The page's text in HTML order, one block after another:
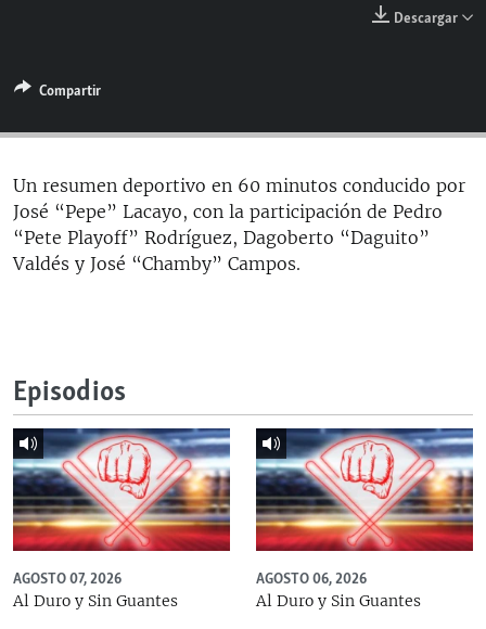
ESPECIALES
LA REALIDAD DE LA VIVIENDA EN CUBA
SER VIEJO EN CUBA
KENTU-CUBANO
LOS SANTOS DE HIALEAH
MULTIMEDIA
EDITORIALES
SÍGUENOS
Descargar
Compartir
Un resumen deportivo en 60 minutos conducido por
José “Pepe” Lacayo, con la participación de Pedro
“Pete Playoff” Rodríguez, Dagoberto “Daguito”
Valdés y José “Chamby” Campos.
Episodios
AGOSTO 07, 2026
Al Duro y Sin Guantes
AGOSTO 06, 2026
Al Duro y Sin Guantes